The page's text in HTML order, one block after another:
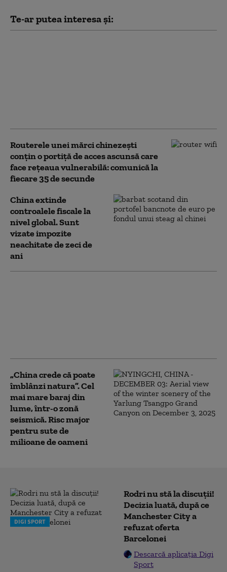
Te-ar putea interesa și:
Routerele unei mărci chinezești
conțin o portiță de acces ascunsă care
face rețeaua vulnerabilă: comunică la
fiecare 35 de secunde
China extinde
controalele fiscale la
nivel global. Sunt
vizate impozite
neachitate de zeci de
ani
„China crede că poate
îmblânzi natura”. Cel
mai mare baraj din
lume, într-o zonă
seismică. Risc major
pentru sute de
milioane de oameni
DIGI SPORT
Rodri nu stă la discuții!
Decizia luată, după ce
Manchester City a
refuzat oferta
Barcelonei
Descarcă aplicația Digi
Sport